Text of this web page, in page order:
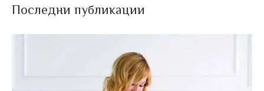
Последни публикации